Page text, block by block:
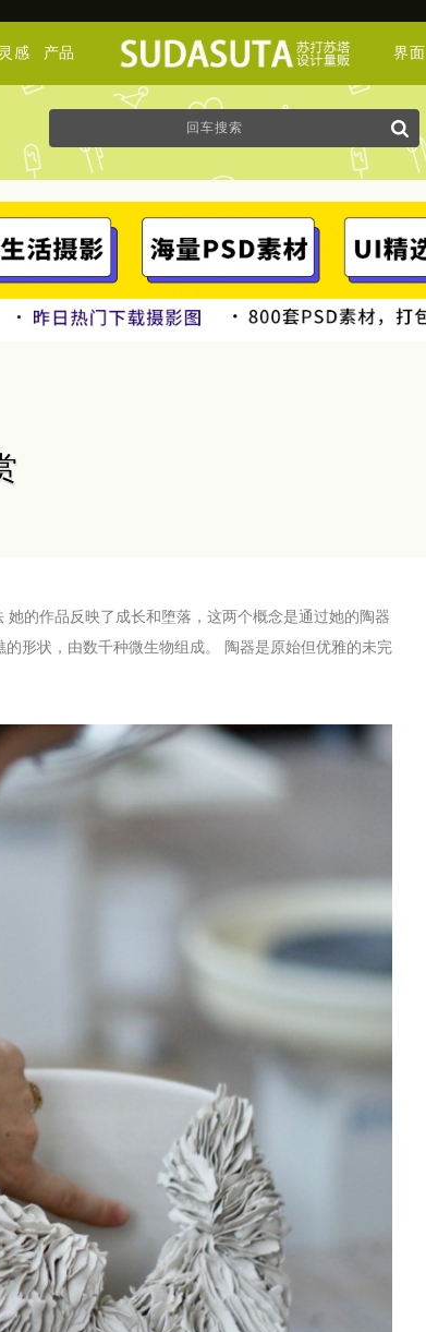
灵感 产品 界面
她的作品反映了成长和堕落，这两个概念是通过她的陶器
形状，由数千种微生物组成。 陶器是原始但优雅的未完